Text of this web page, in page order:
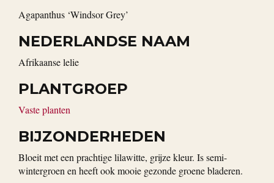
Agapanthus ‘Windsor Grey’
NEDERLANDSE NAAM
Afrikaanse lelie
PLANTGROEP
Vaste planten
BIJZONDERHEDEN
Bloeit met een prachtige lilawitte, grijze kleur. Is semi-
wintergroen en heeft ook mooie gezonde groene bladeren.